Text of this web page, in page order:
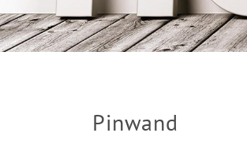
Pinwand